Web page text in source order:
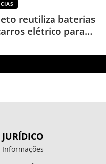
reutiliza baterias
elétrico para
energia em áreas
JURÍDICO
Informações